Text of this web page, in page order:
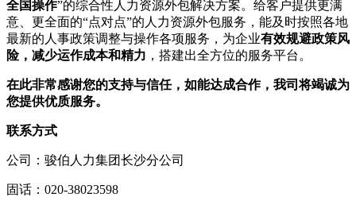
全国操作”的综合性人力资源外包解决方案。给客户提供更满
意、更全面的“点对点”的人力资源外包服务，能及时按照各地
最新的人事政策调整与操作各项服务，为企业有效规避政策风
险，减少运作成本和精力 ，搭建出全方位的服务平台。
在此非常感谢您的支持与信任，如能达成合作，我司将竭诚为
您提供优质服务。
联系方式
公司：骏伯人力集团长沙分公司
固话：020-38023598